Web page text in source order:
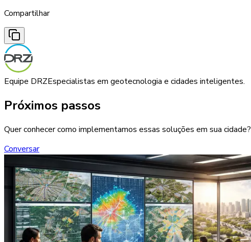
Compartilhar
Equipe DRZEspecialistas em geotecnologia e cidades inteligentes.
Próximos passos
Quer conhecer como implementamos essas soluções em sua cidade?
Conversar